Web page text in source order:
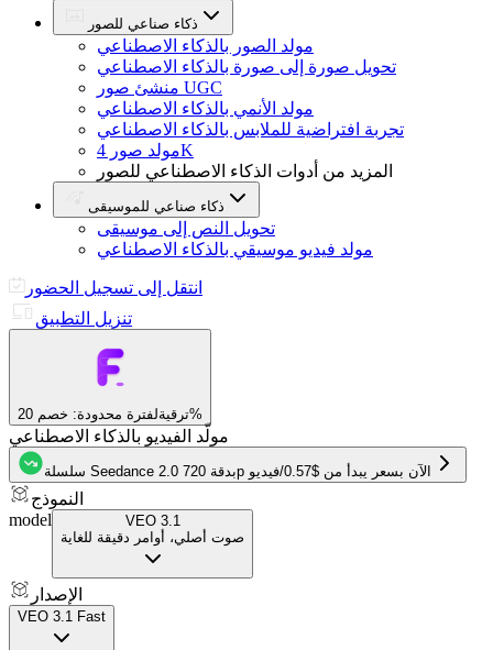
ذكاء صناعي للصور
مولد الصور بالذكاء الاصطناعي
تحويل صورة إلى صورة بالذكاء الاصطناعي
منشئ صور UGC
مولد الأنمي بالذكاء الاصطناعي
تجربة افتراضية للملابس بالذكاء الاصطناعي
مولد صور 4K
المزيد من أدوات الذكاء الاصطناعي للصور
ذكاء صناعي للموسيقى
تحويل النص إلى موسيقى
مولد فيديو موسيقي بالذكاء الاصطناعي
انتقل إلى تسجيل الحضور
تنزيل التطبيق
ترقيةلفترة محدودة: خصم 20%
مولّد الفيديو بالذكاء الاصطناعي
سلسلة Seedance 2.0 بدقة 720p الآن بسعر يبدأ من $0.57
/فيديو
النموذج
model
VEO 3.1
صوت أصلي، أوامر دقيقة للغاية
الإصدار
VEO 3.1 Fast